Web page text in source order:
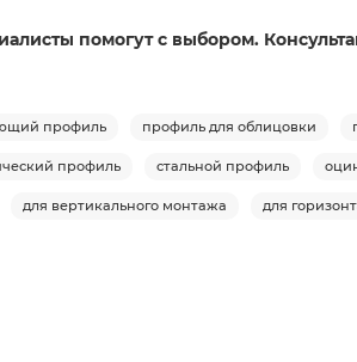
помогут с выбором.
профиль профиль для облицовки
профиль стальной профиль
для вертикального монтажа для